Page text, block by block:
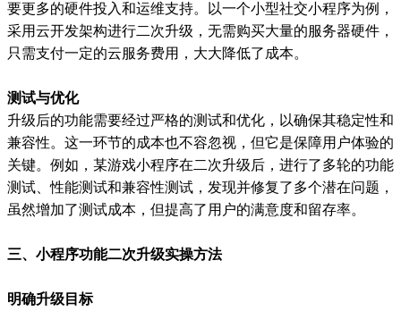
要更多的硬件投入和运维支持。以一个小型社交小程序为例，
采用云开发架构进行二次升级，无需购买大量的服务器硬件，
只需支付一定的云服务费用，大大降低了成本。
测试与优化
升级后的功能需要经过严格的测试和优化，以确保其稳定性和
兼容性。这一环节的成本也不容忽视，但它是保障用户体验的
关键。例如，某游戏小程序在二次升级后，进行了多轮的功能
测试、性能测试和兼容性测试，发现并修复了多个潜在问题，
虽然增加了测试成本，但提高了用户的满意度和留存率。
三、小程序功能二次升级实操方法
明确升级目标